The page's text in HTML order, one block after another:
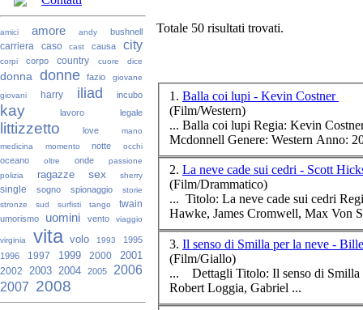
amici amore andy bushnell
carriera caso cast causa city
corpi corpo country cuore dice
donna donne fazio
giovane
giovani
harry iliad incubo
kay lavoro legale
littizzetto love
mano
medicina
momento notte occhi
oceano oltre onde
passione
polizia
ragazze sex sherry
single sogno spionaggio
storie
stronze
sud surfisti tango
twain
umorismo
uomini vento viaggio
virginia vita volo 1993
1995
1996
1997 1999 2000 2001
2002 2003 2004 2005
2006
2007 2008
Totale 50 risultati trovati.
1. Balla coi lupi - Kevin Costner
(Film/Western)
2. La neve cade sui cedri - Scott
(Film/Drammatico)
3. Il senso di Smilla per la neve -
(Film/Giallo)
Robert Loggia, Gabriel ...